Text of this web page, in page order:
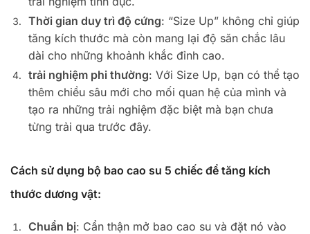
Thời gian duy trì độ cứng: “Size Up” không chỉ giúp
tăng kích thước mà còn mang lại độ săn chắc lâu
dài cho những khoảnh khắc đỉnh cao.
trải nghiệm phi thường: Với Size Up, bạn có thể tạo
thêm chiều sâu mới cho mối quan hệ của mình và
tạo ra những trải nghiệm đặc biệt mà bạn chưa
từng trải qua trước đây.
Cách sử dụng bộ bao cao su 5 chiếc để tăng kích
thước dương vật:
Chuẩn bị: Cẩn thận mở bao cao su và đặt nó vào